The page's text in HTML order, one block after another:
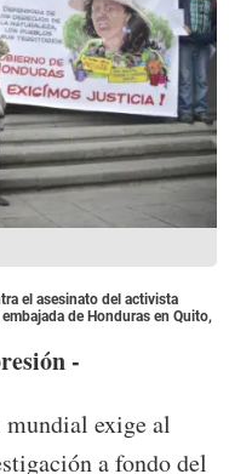
el asesinato del activista
de Honduras en Quito,
-
mundial exige al
a fondo del